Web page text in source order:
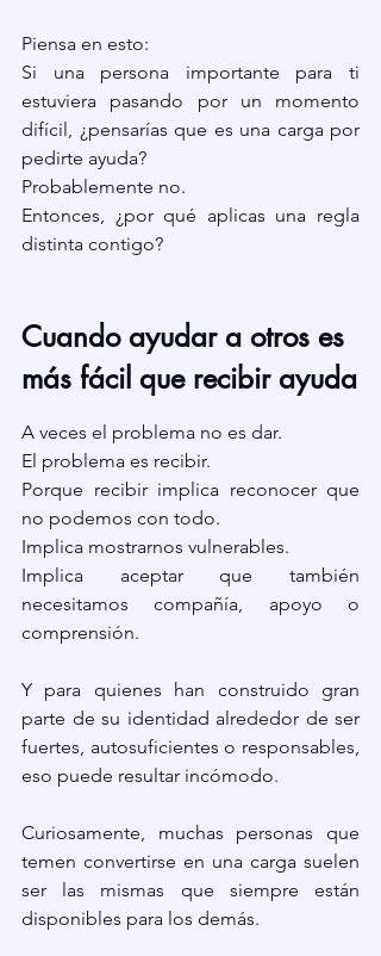
Piensa en esto:
Si una persona importante para ti
estuviera pasando por un momento
difícil, ¿pensarías que es una carga por
pedirte ayuda?
Probablemente no.
Entonces, ¿por qué aplicas una regla
distinta contigo?
Cuando ayudar a otros es
más fácil que recibir ayuda
A veces el problema no es dar.
El problema es recibir.
Porque recibir implica reconocer que
no podemos con todo.
Implica mostrarnos vulnerables.
Implica aceptar que también
necesitamos compañía, apoyo o
comprensión.
Y para quienes han construido gran
parte de su identidad alrededor de ser
fuertes, autosuficientes o responsables,
eso puede resultar incómodo.
Curiosamente, muchas personas que
temen convertirse en una carga suelen
ser las mismas que siempre están
disponibles para los demás.